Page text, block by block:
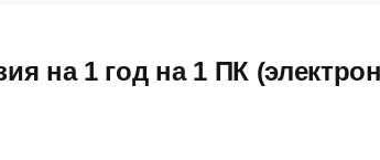
на 1 год на 1 ПК